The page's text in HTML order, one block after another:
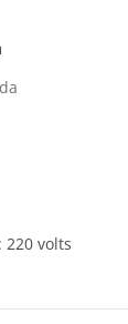
220 volts